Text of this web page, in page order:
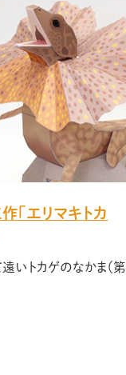
「エリマキトカ
遠いトカゲのなかま（第